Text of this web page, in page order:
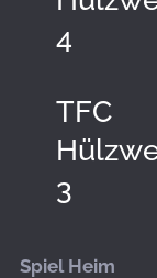
4
TFC
3
Spiel Heim